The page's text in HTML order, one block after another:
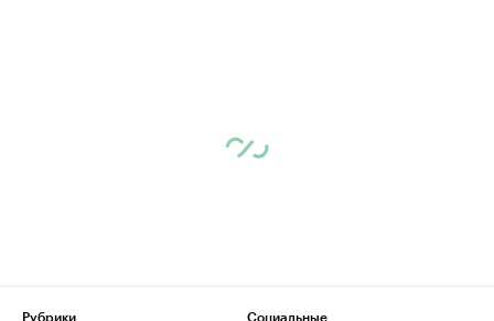
Рубрики
Социальные